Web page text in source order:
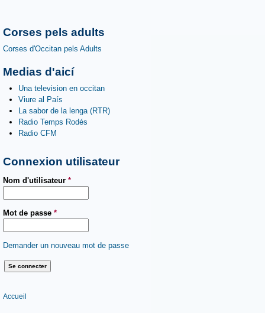
Corses pels adults
Corses d'Occitan pels Adults
Medias d'aicí
Una television en occitan
Viure al País
La sabor de la lenga (RTR)
Radio Temps Rodés
Radio CFM
Connexion utilisateur
Nom d'utilisateur *
Mot de passe *
Demander un nouveau mot de passe
Vous êtes ici
Accueil